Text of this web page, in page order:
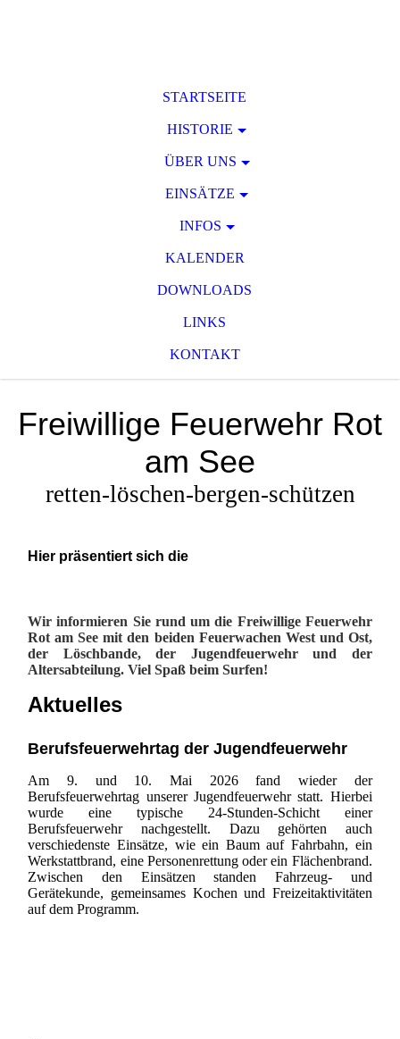
STARTSEITE
HISTORIE
ÜBER UNS
EINSÄTZE
INFOS
KALENDER
DOWNLOADS
LINKS
KONTAKT
Freiwillige Feuerwehr Rot
am See
retten-löschen-bergen-schützen
Hier präsentiert sich die
Wir informieren Sie rund um die Freiwillige Feuerwehr
Rot am See mit den beiden Feuerwachen West und Ost,
der Löschbande, der Jugendfeuerwehr und der
Altersabteilung. Viel Spaß beim Surfen!
Aktuelles
Berufsfeuerwehrtag der Jugendfeuerwehr
Am 9. und 10. Mai 2026 fand wieder der
Berufsfeuerwehrtag unserer Jugendfeuerwehr statt. Hierbei
wurde eine typische 24-Stunden-Schicht einer
Berufsfeuerwehr nachgestellt. Dazu gehörten auch
verschiedenste Einsätze, wie ein Baum auf Fahrbahn, ein
Werkstattbrand, eine Personenrettung oder ein Flächenbrand.
Zwischen den Einsätzen standen Fahrzeug- und
Gerätekunde, gemeinsames Kochen und Freizeitaktivitäten
auf dem Programm.